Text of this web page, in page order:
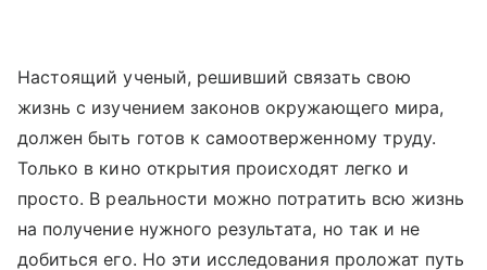
Настоящий ученый, решивший связать свою
жизнь с изучением законов окружающего мира,
должен быть готов к самоотверженному труду.
Только в кино открытия происходят легко и
просто. В реальности можно потратить всю жизнь
на получение нужного результата, но так и не
добиться его. Но эти исследования проложат путь